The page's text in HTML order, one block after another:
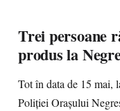
Trei persoane
produs la
Tot în data de 15 mai,
Poliției Orașului